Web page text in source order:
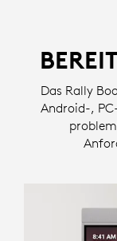
Das Rally
Android-,